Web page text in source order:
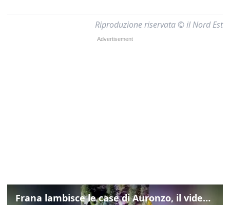
Riproduzione riservata © il Nord Est
Frana lambisce le case di Auronzo, il video dall'elicottero dei vigili del fuoco